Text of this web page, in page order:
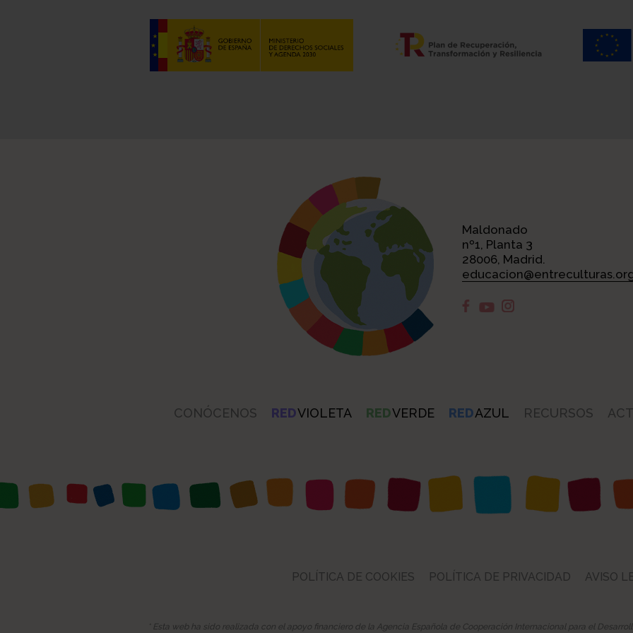
Maldonado
nº1, Planta 3
28006, Madrid.
CONÓCENOS REDVIOLETA REDVERDE REDAZUL RECURSOS
POLÍTICA DE COOKIES POLÍTICA DE PRIVACIDAD AVISO
* Esta web ha sido realizada con el apoyo financiero de la Agencia Española de Cooperación Internacional para el